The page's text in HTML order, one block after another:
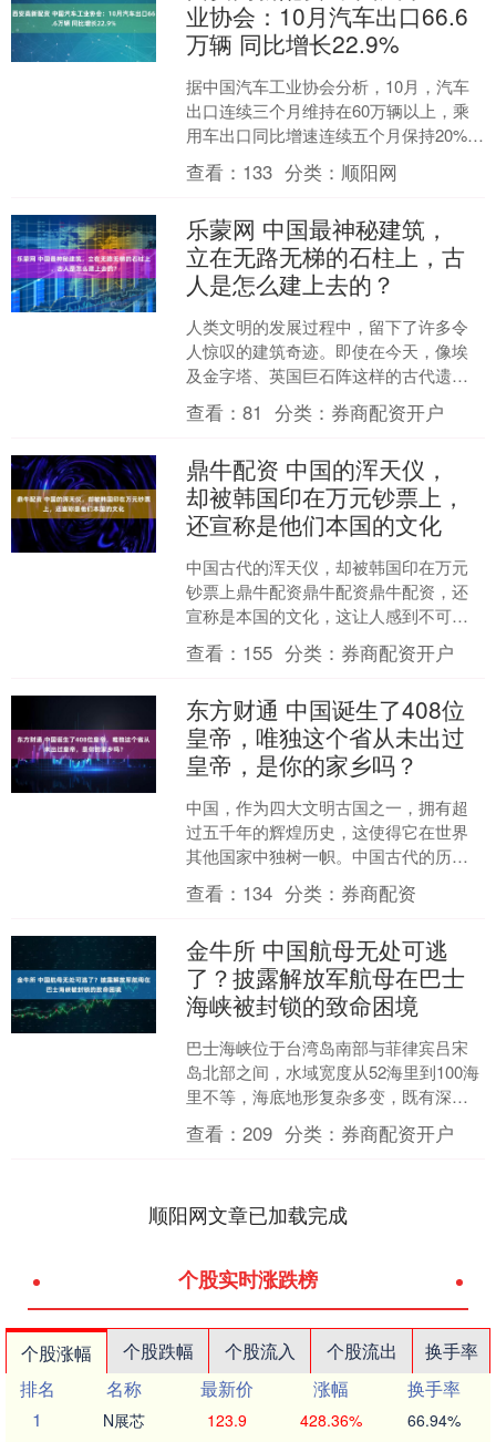
业协会：10月汽车出口66.6
万辆 同比增长22.9%
据中国汽车工业协会分析，10月，汽车
出口连续三个月维持在60万辆以上，乘
用车出口同比增速连续五个月保持20%以
上，商用车出口环比同比双增。2025年
10月，汽车....
查看： 133 分类： 顺阳网
乐蒙网 中国最神秘建筑，
立在无路无梯的石柱上，古
人是怎么建上去的？
人类文明的发展过程中，留下了许多令
人惊叹的建筑奇迹。即使在今天，像埃
及金字塔、英国巨石阵这样的古代遗迹
仍然被认为是杰出的工程奇迹。在过去
生产力有限的条件下，这些....
查看：81 分类： 券商配资开户
鼎牛配资 中国的浑天仪，
却被韩国印在万元钞票上，
还宣称是他们本国的文化
中国古代的浑天仪，却被韩国印在万元
钞票上鼎牛配资鼎牛配资鼎牛配资，还
宣称是本国的文化，这让人感到不可思
议。 早在东汉时期，天文学家张衡在
《张衡浑仪注》中就写道：....
查看： 155 分类： 券商配资开户
东方财通 中国诞生了408位
皇帝，唯独这个省从未出过
皇帝，是你的家乡吗？
中国，作为四大文明古国之一，拥有超
过五千年的辉煌历史，这使得它在世界
其他国家中独树一帜。中国古代的历史
中，曾有24个朝代，诞生了408位皇帝。
其中，秦始皇嬴政是....
查看： 134 分类： 券商配资
金牛所 中国航母无处可逃
了？披露解放军航母在巴士
海峡被封锁的致命困境
巴士海峡位于台湾岛南部与菲律宾吕宋
岛北部之间，水域宽度从52海里到100海
里不等，海底地形复杂多变，既有深渊
也有浅滩，这种地理特征为大型舰艇提
供通行条件，同时也....
查看：209 分类： 券商配资开户
顺阳网文章已加载完成
个股实时涨跌榜
个股涨幅 个股跌幅 个股流入 个股流出
换手率
排名
名称 最新价 涨幅
换手率
1
N展芯 123.9 428.36% 66.94%